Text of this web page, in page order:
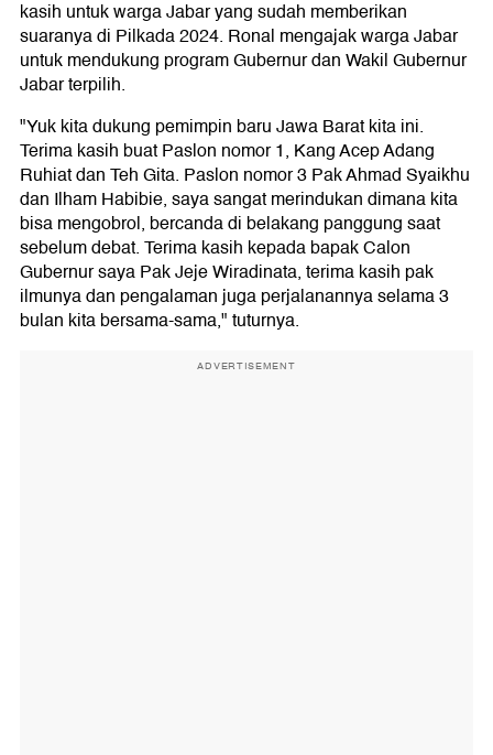
kasih untuk warga Jabar yang sudah memberikan
suaranya di Pilkada 2024. Ronal mengajak warga Jabar
untuk mendukung program Gubernur dan Wakil Gubernur
Jabar terpilih.
"Yuk kita dukung pemimpin baru Jawa Barat kita ini.
Terima kasih buat Paslon nomor 1, Kang Acep Adang
Ruhiat dan Teh Gita. Paslon nomor 3 Pak Ahmad Syaikhu
dan Ilham Habibie, saya sangat merindukan dimana kita
bisa mengobrol, bercanda di belakang panggung saat
sebelum debat. Terima kasih kepada bapak Calon
Gubernur saya Pak Jeje Wiradinata, terima kasih pak
ilmunya dan pengalaman juga perjalanannya selama 3
bulan kita bersama-sama," tuturnya.
ADVERTISEMENT